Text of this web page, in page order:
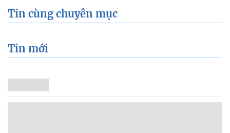
Tin cùng chuyên mục
Tin mới